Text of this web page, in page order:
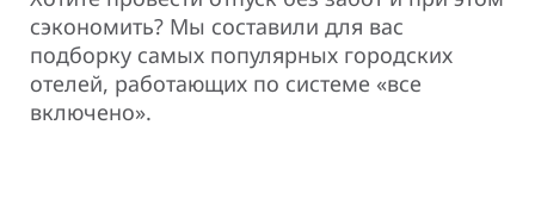
сэкономить? Мы составили для вас
подборку самых популярных городских
отелей, работающих по системе «все
включено».